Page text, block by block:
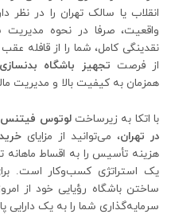
انقلاب یا سالک تهران را در نظر
واقعیت، صرفا در نحوه مدیریت
نقدینگی کامل، شما را از قافله
از فرصت تجهیز باشگاه
همزمان به کیفیت بالا و مدیریت
با اتکا به زیرساختلوتوس فیتنس
در تهران، می‌توانید از مزایای
هزینه تأسیس را به اقساط ماهانه
یک استراتژی کسب‌وکار است.
ساختن باشگاه رؤیایی خود از
سرمایه‌گذاری شما را به یک دارایی